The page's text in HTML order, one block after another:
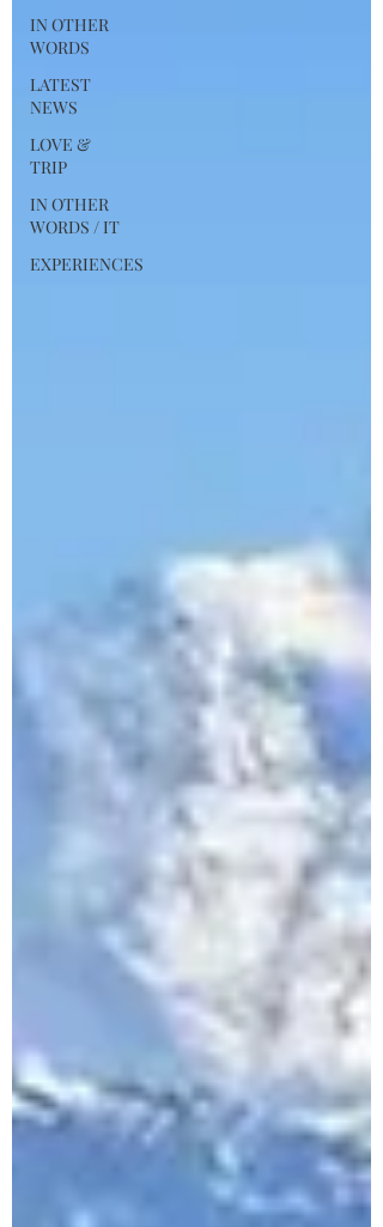
IN OTHER
WORDS
LATEST
NEWS
LOVE &
TRIP
IN OTHER
WORDS / IT
EXPERIENCES